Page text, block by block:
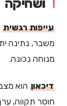
ושחיקה
עייפות רגשית
משבר, נתינה
מנוחה נכונה.
דיכאוןהוא מצב
חוסר תקווה,